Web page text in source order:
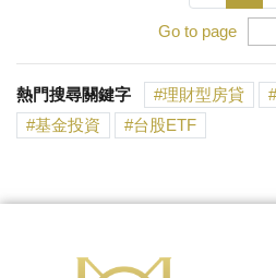
Go to page
熱門搜尋關鍵字 理財型房貸
基金投資
台股ETF